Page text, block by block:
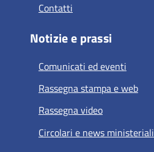
Contatti
Notizie e prassi
Comunicati ed eventi
Rassegna stampa e web
Rassegna video
Circolari e news ministeriali